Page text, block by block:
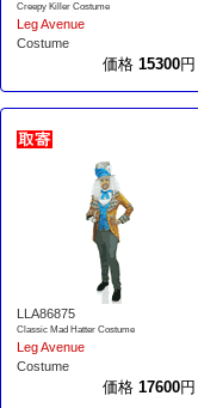
Creepy Killer Costume
Leg Avenue
Costume
価格 15300円
LLA86875
Classic Mad Hatter Costume
Leg Avenue
Costume
価格 17600円